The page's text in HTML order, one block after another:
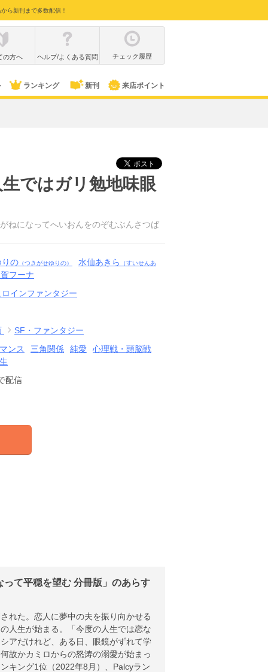
ら新刊まで多数配信！
の方へ ヘルプ/よくある質問 チェック履歴
ランキング 新刊 来店ポイント
ではガリ勉地味眼
ねになってへいおんをのぞむぶんさつば
りの （つきがせゆりの） 水仙あきら （すいせんあ
フーナ
インファンタジー
SF・ファンタジー
ンス
三角関係 純愛
心理戦・頭脳戦
配信
て平穏を望む 分冊版」のあらす
れた。恋人に夢中の夫を振り向かせる
人生が始まる。「今度の人生では恋な
アだけれど、ある日、眼鏡がずれて学
故かカミロからの怒涛の溺愛が始まっ
ング1位（2022年8月）、Palcyラン